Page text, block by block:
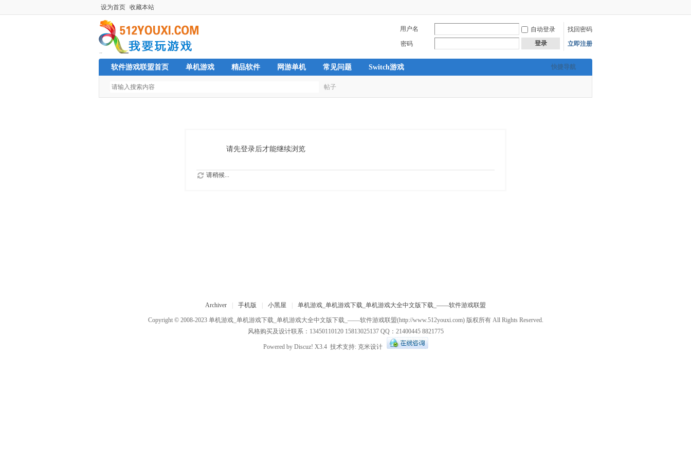
设为首页 收藏本站
用户名 自动登录
找回密码
密码
登录 立即注册
快捷导航
软件游戏联盟首页 单机游戏 精品软件 网游单机 常见问题 Switch游戏
帖子
请先登录后才能继续浏览
请稍候...
Archiver 手机版 小黑屋 单机游戏_单机游戏下载_单机游戏大全中文版下载_——软件游戏联盟
Copyright © 2008-2023 单机游戏_单机游戏下载_单机游戏大全中文版下载_——软件游戏联盟(http://www.512youxi.com) 版权所有 All Rights Reserved.
风格购买及设计联系：13450110120 15813025137 QQ：21400445 8821775
Powered by Discuz! X3.4 技术支持: 克米设计